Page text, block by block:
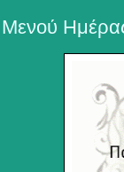
Mενού